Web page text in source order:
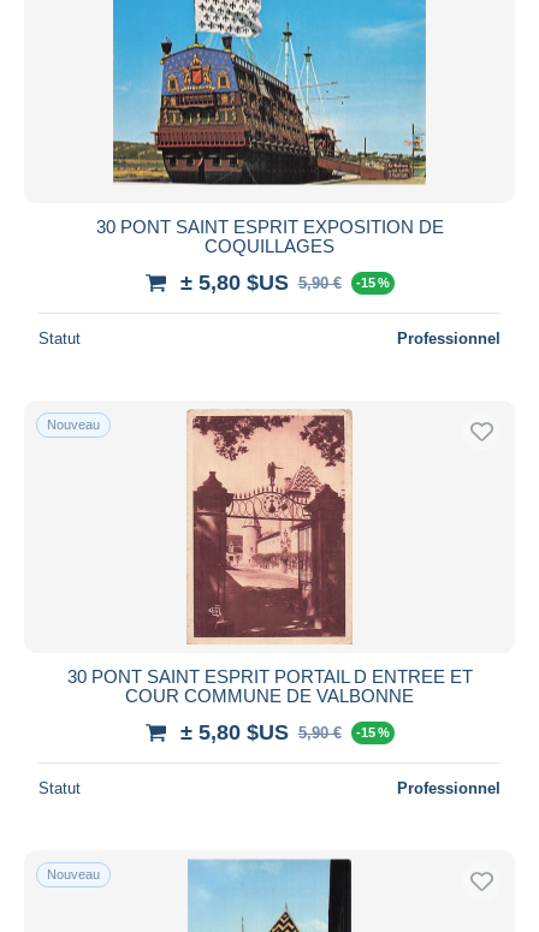
30 PONT SAINT ESPRIT EXPOSITION DE
COQUILLAGES
± 5,80 $US 5,90 € -15 %
Statut Professionnel
Nouveau
30 PONT SAINT ESPRIT PORTAIL D ENTREE ET
COUR COMMUNE DE VALBONNE
± 5,80 $US 5,90 € -15 %
Statut Professionnel
Nouveau